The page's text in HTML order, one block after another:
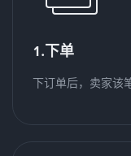
1.下单
下订单后，卖家该